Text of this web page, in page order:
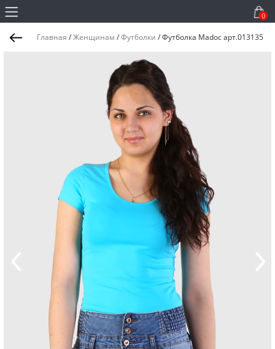
0
Главная /Женщинам /Футболки /Футболка Madoc арт.013135